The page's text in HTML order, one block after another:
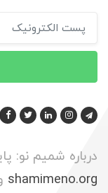
درباره شمیم نو:
shamimeno.org